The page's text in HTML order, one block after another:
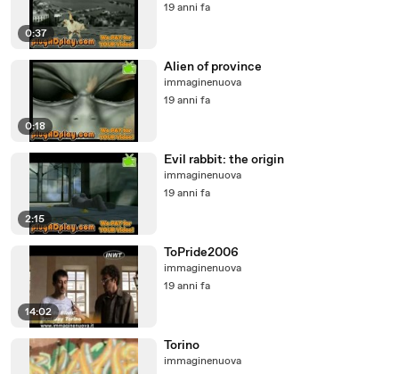
0:37
19 anni fa
0:18
Alien of province
immaginenuova
19 anni fa
2:15
Evil rabbit: the origin
immaginenuova
19 anni fa
14:02
ToPride2006
immaginenuova
19 anni fa
Torino
immaginenuova